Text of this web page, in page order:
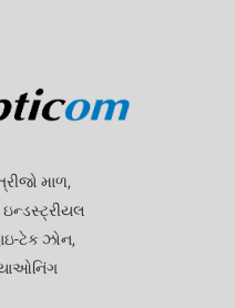
માળ,
ઇન્ડસ્ટ્રીયલ
ટેક ઝોન,